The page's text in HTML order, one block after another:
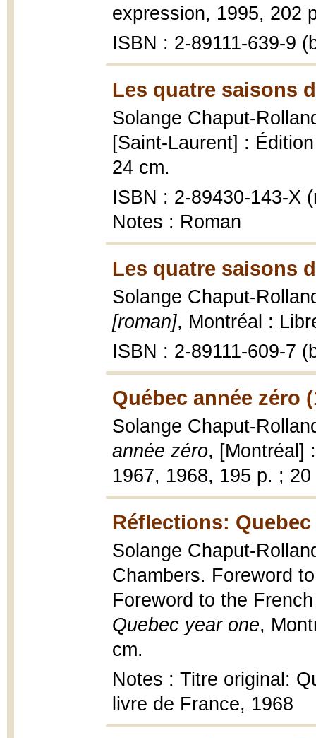
expression, 1995, 202
ISBN : 2-89111-639-9
Les quatre saisons
Solange Chaput-
[Saint-Laurent] :
24 cm.
ISBN : 2-89430-143-X
Notes : Roman
Les quatre saisons
Solange Chaput-
[roman], Montréal :
ISBN : 2-89111-609-7
Québec année zéro
Solange Chaput-
année zéro, [Montréal]
1967, 1968, 195 p. ; 20
Réflections: Quebec
Solange Chaput-
Chambers. Foreword
Foreword to the
Quebec year one,
cm.
Notes : Titre original:
livre de France, 1968